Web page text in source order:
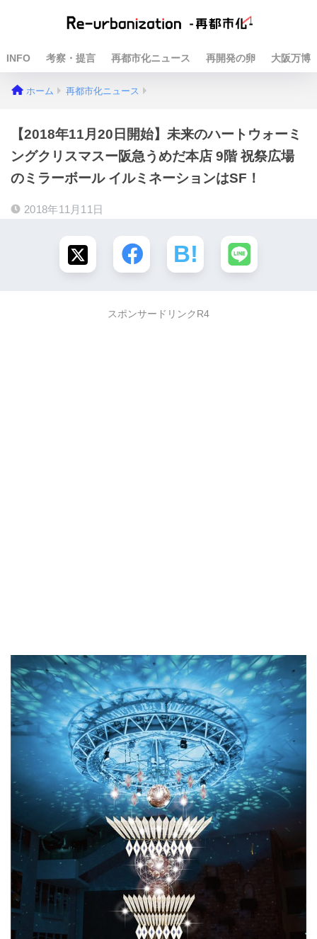
INFO 考察・提言 再都市化ニュース 再開発の卵 大阪万博
ホーム 再都市化ニュース
【2018年11月20日開始】未来のハートウォーミ
ングクリスマスー阪急うめだ本店 9階 祝祭広場
のミラーボール イルミネーションはSF！
2018年11月11日
スポンサードリンクR4